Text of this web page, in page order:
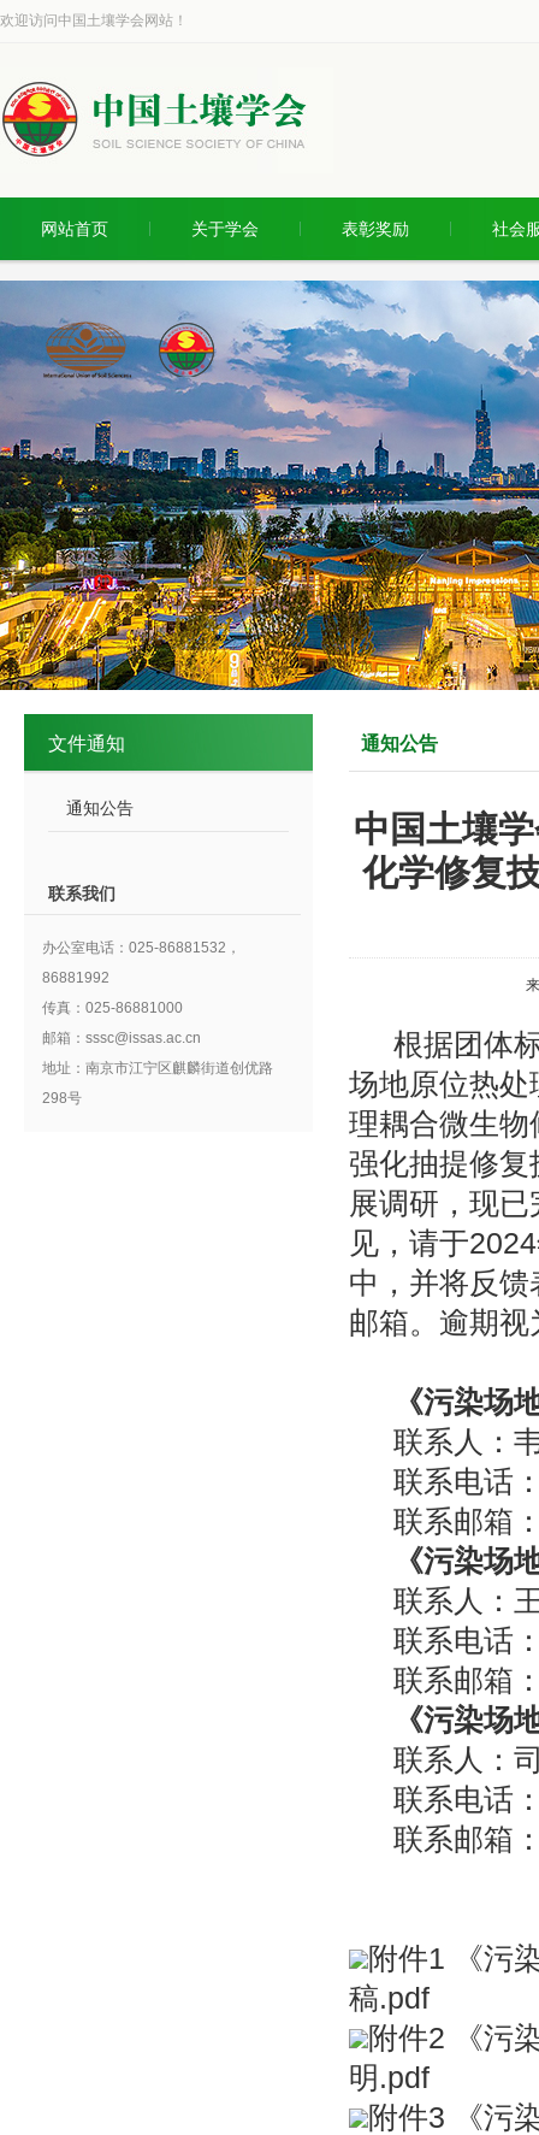
欢迎访问中国土壤学会网站！
网站首页 关于学会 表彰奖励 社会
文件通知
通知公告
联系我们
办公室电话：025-86881532，
86881992
传真：025-86881000
邮箱：sssc@issas.ac.cn
地址：南京市江宁区麒麟街道创优路
298号
通知公告
中国土壤
化学修复
根据团体
场地原位热
理耦合微生
强化抽提修
展调研，现
见，请于
中，并将反
邮箱。逾期
《污染场
联系人：
联系电话
联系邮箱
《污染场
联系人：
联系电话
联系邮箱
《污染场
联系人：
联系电话
联系邮箱
附件1 《污
稿.pdf
附件2 《污
明.pdf
附件3 《污